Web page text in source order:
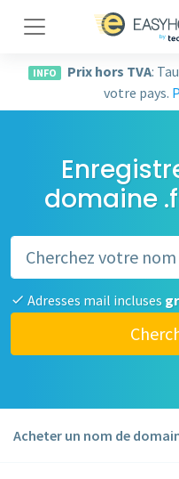
Navigation
INFO Prix hors TVA:
votre pays.
domaine
Adresses mail incluses
Acheter un nom de